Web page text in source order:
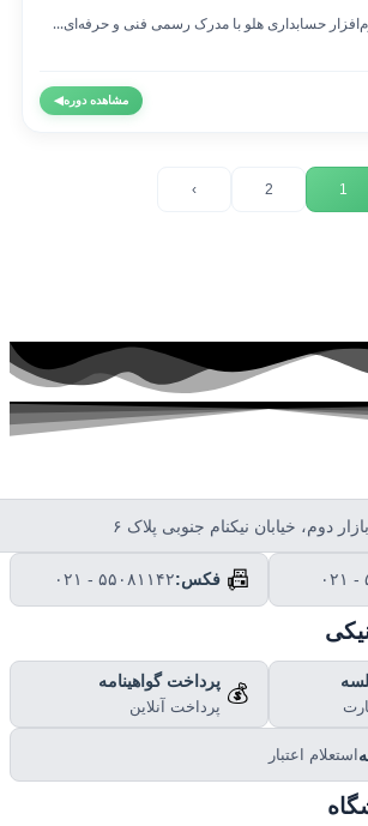
حسابداری هلو با مدرک رسمی فنی و حرفه‌ای...
مشاهده دوره◀
دوم، خیابان نیکنام جنوبی پلاک ۶
📠 فکس:۰۲۱ - ۵۵۰۸۱۱۴۲
💰 پرداخت گواهینامه
پرداخت آنلاین
اعتبار